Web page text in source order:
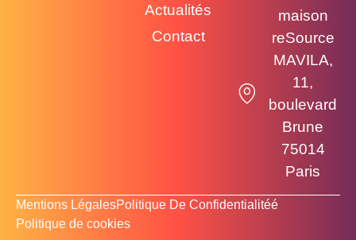
Actualités
Contact
maison
reSource
MAVILA,
11,
boulevard
Brune
75014
Paris
Mentions Légales​Politique De Confidentialitéé
Politique de cookies